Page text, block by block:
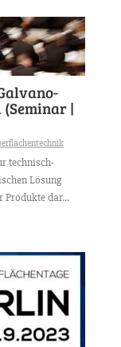
|
technisch-
Lösung
dar...